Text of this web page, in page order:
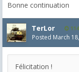
Bonne continuation
TerLor 114
Posted March
Félicitation !